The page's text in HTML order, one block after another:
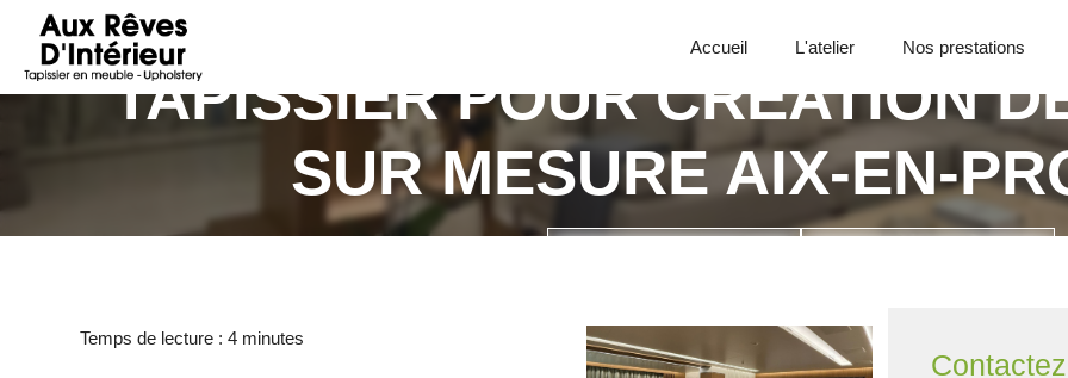
D'INTÉRIEUR
Accueil L'atelier Nos prestations
TAPISSIER POUR CRÉATION
SUR MESURE AIX-EN-
Temps de lecture : 4 minutes